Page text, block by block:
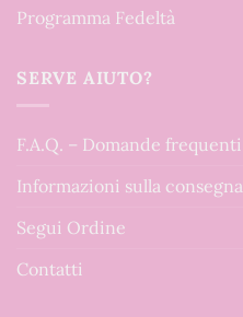
Programma Fedeltà
SERVE AIUTO?
F.A.Q. – Domande frequenti
Informazioni sulla consegna
Segui Ordine
Contatti